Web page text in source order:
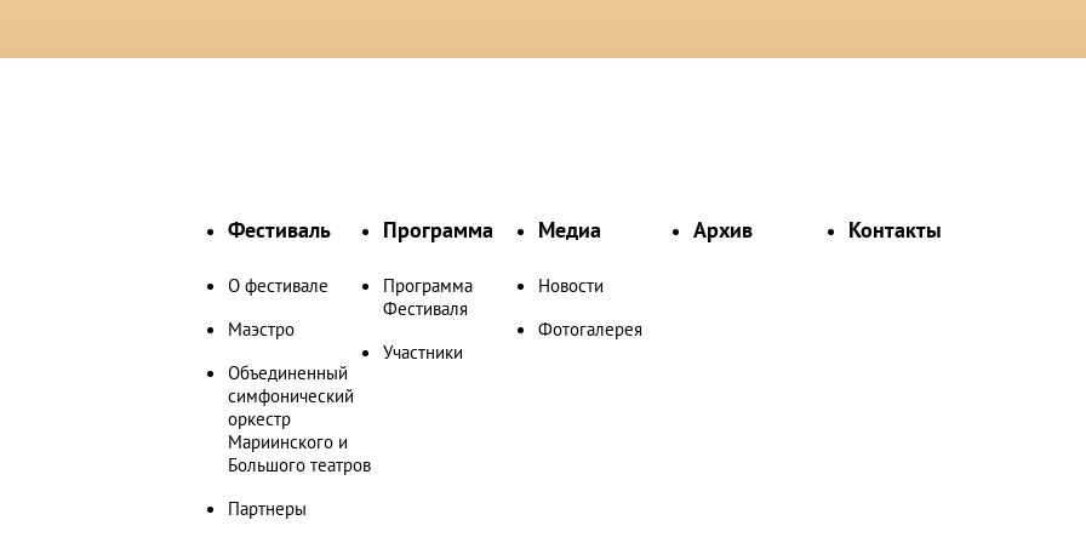
Фестиваль
О фестивале
Маэстро
Объединенный
симфонический
оркестр
Мариинского и
Большого театров
Партнеры
Программа
Программа
Фестиваля
Участники
Медиа
Новости
Фотогалерея
Архив Контакты